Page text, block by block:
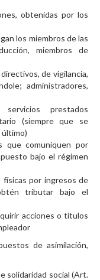
obtenidas por los
los miembros de las
miembros de
de vigilancia,
administradores,
prestados
(siempre que se
que comuniquen por
bajo el régimen
físicas por ingresos de
tributar bajo el
acciones o títulos
de asimilación,
solidaridad social (Art.